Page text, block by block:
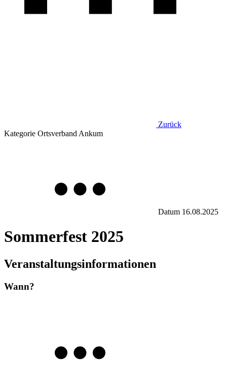
Zurück
Kategorie Ortsverband Ankum
Datum 16.08.2025
Sommerfest 2025
Veranstaltungsinformationen
Wann?